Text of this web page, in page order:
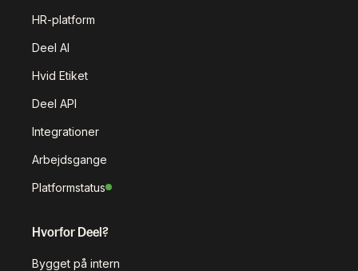
HR-platform
Deel AI
Hvid Etiket
Deel API
Integrationer
Arbejdsgange
Platformstatus
Hvorfor Deel?
Bygget på intern